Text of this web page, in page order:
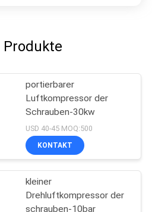
Produkte
portierbarer
Luftkompressor der
Schrauben-30kw
USD 40-45 MOQ:500
KONTAKT
kleiner
Drehluftkompressor der
schrauben-10bar